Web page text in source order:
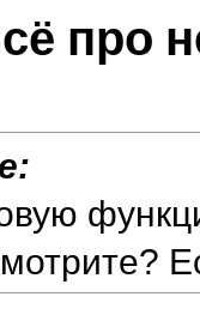
про